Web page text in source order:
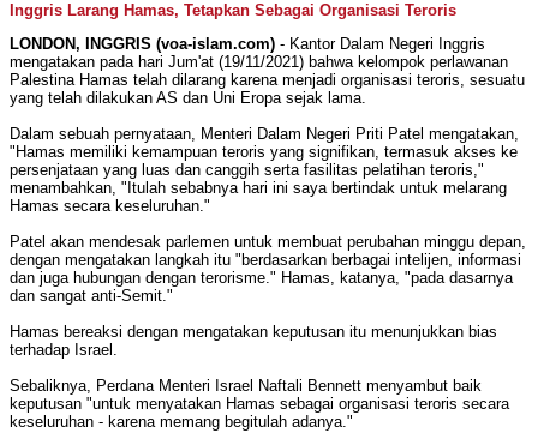
Inggris Larang Hamas, Tetapkan Sebagai Organisasi Teroris
LONDON, INGGRIS (voa-islam.com) - Kantor Dalam Negeri Inggris
mengatakan pada hari Jum'at (19/11/2021) bahwa kelompok perlawanan
Palestina Hamas telah dilarang karena menjadi organisasi teroris, sesuatu
yang telah dilakukan AS dan Uni Eropa sejak lama.
Dalam sebuah pernyataan, Menteri Dalam Negeri Priti Patel mengatakan,
"Hamas memiliki kemampuan teroris yang signifikan, termasuk akses ke
persenjataan yang luas dan canggih serta fasilitas pelatihan teroris,"
menambahkan, "Itulah sebabnya hari ini saya bertindak untuk melarang
Hamas secara keseluruhan."
Patel akan mendesak parlemen untuk membuat perubahan minggu depan,
dengan mengatakan langkah itu "berdasarkan berbagai intelijen, informasi
dan juga hubungan dengan terorisme." Hamas, katanya, "pada dasarnya
dan sangat anti-Semit."
Hamas bereaksi dengan mengatakan keputusan itu menunjukkan bias
terhadap Israel.
Sebaliknya, Perdana Menteri Israel Naftali Bennett menyambut baik
keputusan "untuk menyatakan Hamas sebagai organisasi teroris secara
keseluruhan - karena memang begitulah adanya."